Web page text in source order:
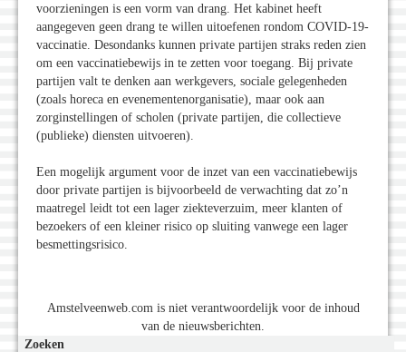
voorzieningen is een vorm van drang. Het kabinet heeft
aangegeven geen drang te willen uitoefenen rondom COVID-19-
vaccinatie. Desondanks kunnen private partijen straks reden zien
om een vaccinatiebewijs in te zetten voor toegang. Bij private
partijen valt te denken aan werkgevers, sociale gelegenheden
(zoals horeca en evenementenorganisatie), maar ook aan
zorginstellingen of scholen (private partijen, die collectieve
(publieke) diensten uitvoeren).
Een mogelijk argument voor de inzet van een vaccinatiebewijs
door private partijen is bijvoorbeeld de verwachting dat zo’n
maatregel leidt tot een lager ziekteverzuim, meer klanten of
bezoekers of een kleiner risico op sluiting vanwege een lager
besmettingsrisico.
Amstelveenweb.com is niet verantwoordelijk voor de inhoud
van de nieuwsberichten.
Zoeken